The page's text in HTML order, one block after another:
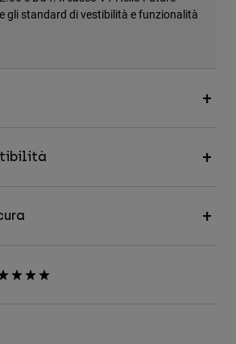
gli standard di vestibilità e funzionalità